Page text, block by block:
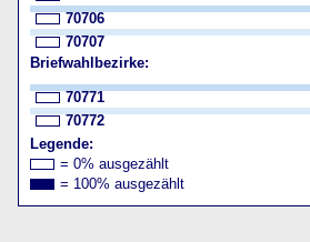
70706
70707
Briefwahlbezirke:
70771
70772
Legende:
= 0% ausgezählt
= 100% ausgezählt